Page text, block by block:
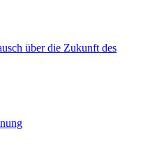
über die Zukunft des